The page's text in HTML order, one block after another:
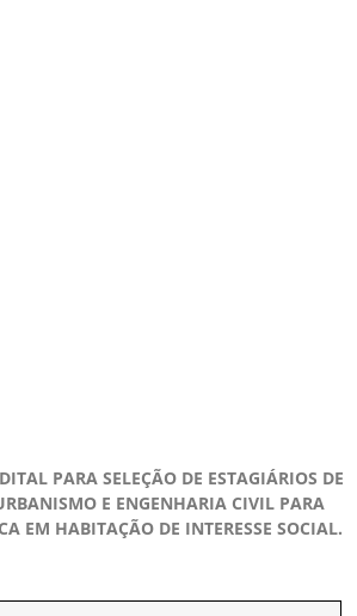
PARA SELEÇÃO DE ESTAGIÁRIOS DE
E ENGENHARIA CIVIL PARA
EM HABITAÇÃO DE INTERESSE SOCIAL.